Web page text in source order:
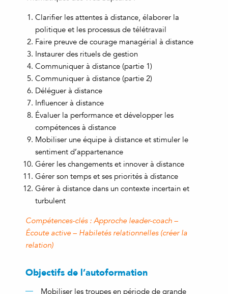
Clarifier les attentes à distance, élaborer la
politique et les processus de télétravail
Faire preuve de courage managérial à distance
Instaurer des rituels de gestion
Communiquer à distance (partie 1)
Communiquer à distance (partie 2)
Déléguer à distance
Influencer à distance
Évaluer la performance et développer les
compétences à distance
Mobiliser une équipe à distance et stimuler le
sentiment d’appartenance
Gérer les changements et innover à distance
Gérer son temps et ses priorités à distance
Gérer à distance dans un contexte incertain et
turbulent
Compétences-clés : Approche leader-coach –
Écoute active – Habiletés relationnelles (créer la
relation)
Objectifs de l’autoformation
Mobiliser les troupes en période de grande